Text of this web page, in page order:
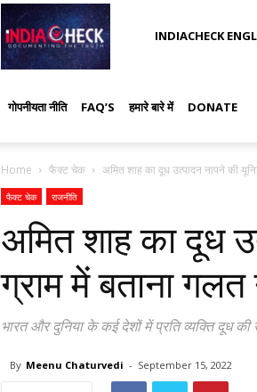
IndiaCheckINDIACHECK
गोपनीयता नीति FAQ’S हमारे बारे में DONATE
Home फैक्ट चेक अमित शाह का दूध उत्पादन नापने की
फैक्ट चेक राजनीति
अमित शाह का दूध
ग्राम में बताना
भारत और दुनिया के कई देशों में प्रति व्यक्ति दूध की
By Meenu Chaturvedi - September 15, 2022